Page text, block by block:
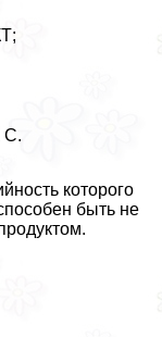
С.
которого
быть не